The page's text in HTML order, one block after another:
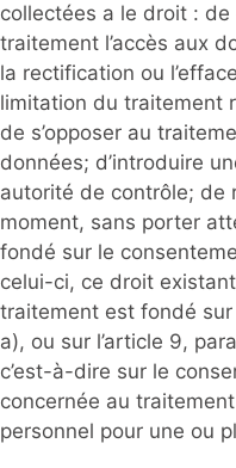
collectées a le droit :
traitement l’accès aux
la rectifi­cation ou
limitation du traitement
de s’opposer au
données; d’introduire
autorité de contrôle; de
moment, sans porter
fondé sur le
celui-ci, ce droit
traitement est fondé sur
a), ou sur l’article 9,
c’est-à-dire sur le
concernée au
personnel pour une ou